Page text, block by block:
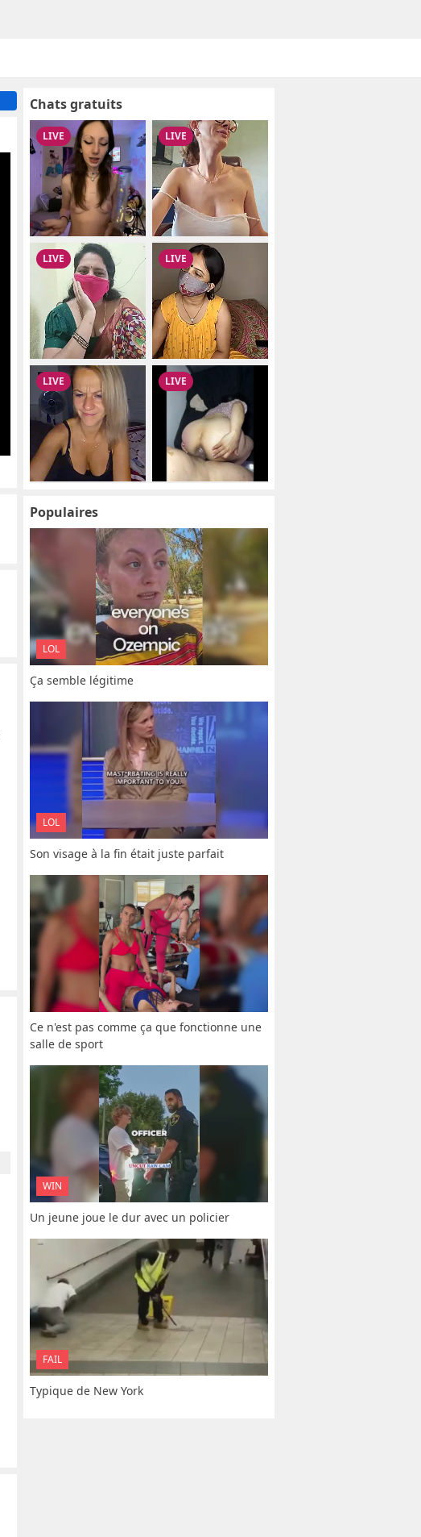
Chats gratuits
Populaires
LOL
Ça semble légitime
LOL
Son visage à la fin était juste parfait
Ce n'est pas comme ça que fonctionne une
salle de sport
WIN
Un jeune joue le dur avec un policier
FAIL
Typique de New York